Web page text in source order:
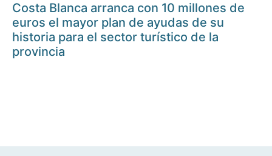
Costa Blanca arranca con 10 millones de
euros el mayor plan de ayudas de su
historia para el sector turístico de la
provincia